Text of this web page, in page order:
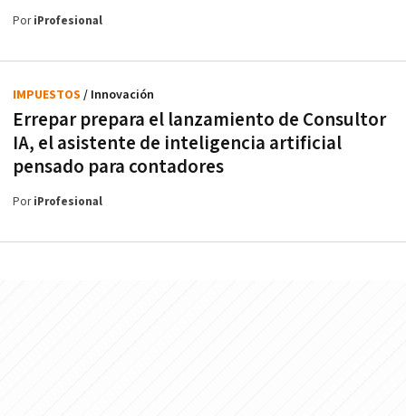
PoriProfesional
Errepar prepara el lanzamiento de Consultor
IA, el asistente de inteligencia artificial
pensado para contadores
IMPUESTOS / Innovación
PoriProfesional